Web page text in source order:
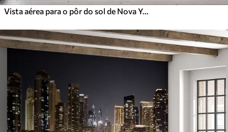
Vista aérea para o pôr do sol de Nova York